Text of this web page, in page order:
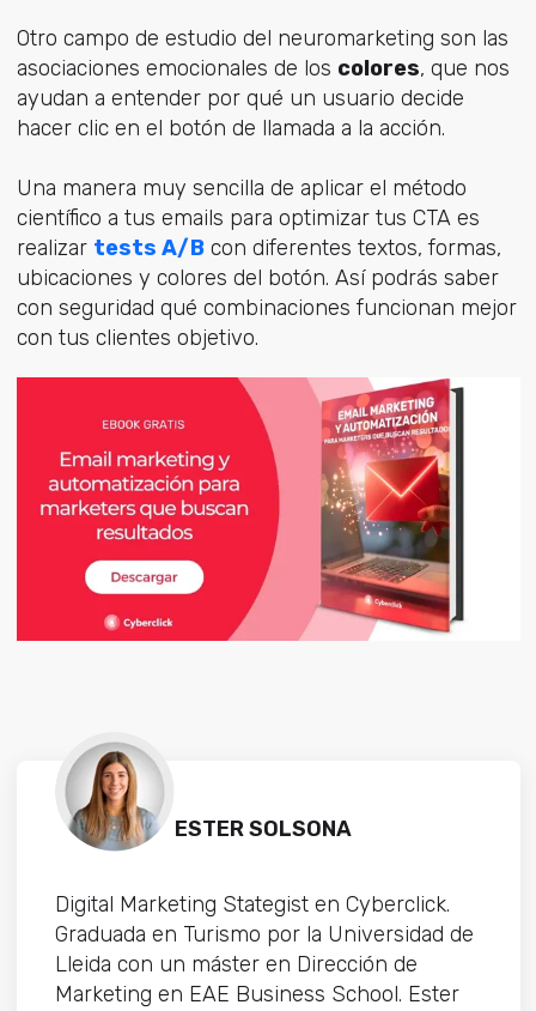
Otro campo de estudio del neuromarketing son las
asociaciones emocionales de los colores, que nos
ayudan a entender por qué un usuario decide
hacer clic en el botón de llamada a la acción.
Una manera muy sencilla de aplicar el método
científico a tus emails para optimizar tus CTA es
realizar tests A/Bcon diferentes textos, formas,
ubicaciones y colores del botón. Así podrás saber
con seguridad qué combinaciones funcionan mejor
con tus clientes objetivo.
ESTER SOLSONA
Digital Marketing Stategist en Cyberclick.
Graduada en Turismo por la Universidad de
Lleida con un máster en Dirección de
Marketing en EAE Business School. Ester